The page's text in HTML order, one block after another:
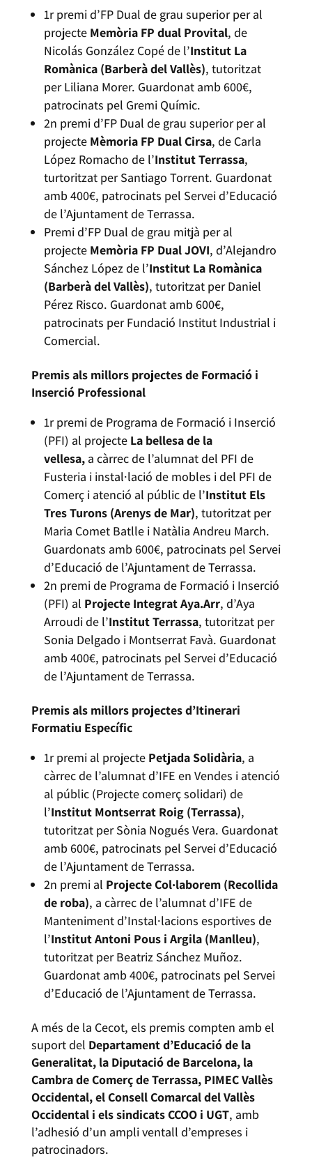
1r premi d’FP Dual de grau superior per al
projecte Memòria FP dual Provital, de
Nicolás González Copé de l’Institut La
Romànica (Barberà del Vallès), tutoritzat
per Liliana Morer. Guardonat amb 600€,
patrocinats pel Gremi Químic.
2n premi d’FP Dual de grau superior per al
projecte Mèmoria FP Dual Cirsa, de Carla
López Romacho de l’Institut Terrassa,
turtoritzat per Santiago Torrent. Guardonat
amb 400€, patrocinats pel Servei d’Educació
de l’Ajuntament de Terrassa.
Premi d’FP Dual de grau mitjà per al
projecte Memòria FP Dual JOVI, d’Alejandro
Sánchez López de l’Institut La Romànica
(Barberà del Vallès), tutoritzat per Daniel
Pérez Risco. Guardonat amb 600€,
patrocinats per Fundació Institut Industrial i
Comercial.
Premis als millors projectes de Formació i
Inserció Professional
1r premi de Programa de Formació i Inserció
(PFI) al projecte La bellesa de la
vellesa,a càrrec de l’alumnat del PFI de
Fusteria i instal·lació de mobles i del PFI de
Comerç i atenció al públic de l’Institut Els
Tres Turons (Arenys de Mar), tutoritzat per
Maria Comet Batlle i Natàlia Andreu March.
Guardonats amb 600€, patrocinats pel Servei
d’Educació de l’Ajuntament de Terrassa.
2n premi de Programa de Formació i Inserció
(PFI) al Projecte Integrat Aya.Arr, d’Aya
Arroudi de l’Institut Terrassa, tutoritzat per
Sonia Delgado i Montserrat Favà. Guardonat
amb 400€, patrocinats pel Servei d’Educació
de l’Ajuntament de Terrassa.
Premis als millors projectes d’Itinerari
Formatiu Específic
1r premi al projecte Petjada Solidària, a
càrrec de l’alumnat d’IFE en Vendes i atenció
al públic (Projecte comerç solidari) de
l’Institut Montserrat Roig (Terrassa),
tutoritzat per Sònia Nogués Vera. Guardonat
amb 600€, patrocinats pel Servei d’Educació
de l’Ajuntament de Terrassa.
2n premi al Projecte Col·laborem (Recollida
de roba), a càrrec de l’alumnat d’IFE de
Manteniment d’Instal·lacions esportives de
l’Institut Antoni Pous i Argila (Manlleu),
tutoritzat per Beatriz Sánchez Muñoz.
Guardonat amb 400€, patrocinats pel Servei
d’Educació de l’Ajuntament de Terrassa.
A més de la Cecot, els premis compten amb el
suport del Departament d’Educació de la
Generalitat, la Diputació de Barcelona, la
Cambra de Comerç de Terrassa, PIMEC Vallès
Occidental, el Consell Comarcal del Vallès
Occidental i els sindicats CCOO i UGT, amb
l’adhesió d’un ampli ventall d’empreses i
patrocinadors.